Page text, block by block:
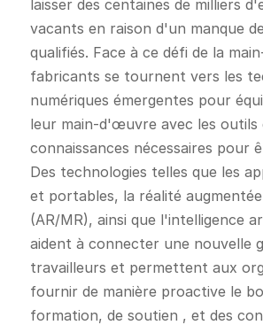
laisser des centaines de milliers
vacants en raison d'un manque
qualifiés. Face à ce défi de la
fabricants se tournent vers les
numériques émergentes pour
leur main-d'œuvre avec les outils
connaissances nécessaires pour
Des technologies telles que les
et portables, la réalité
(AR/MR), ainsi que l'intelligence
aident à connecter une nouvelle
travailleurs et permettent aux
fournir de manière proactive le
formation, de soutien , et des